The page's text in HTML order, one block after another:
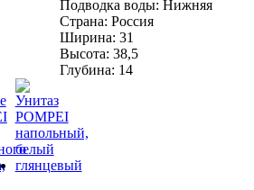
Подводка воды: Нижняя
Страна: Россия
Ширина: 31
Высота: 38,5
Глубина: 14